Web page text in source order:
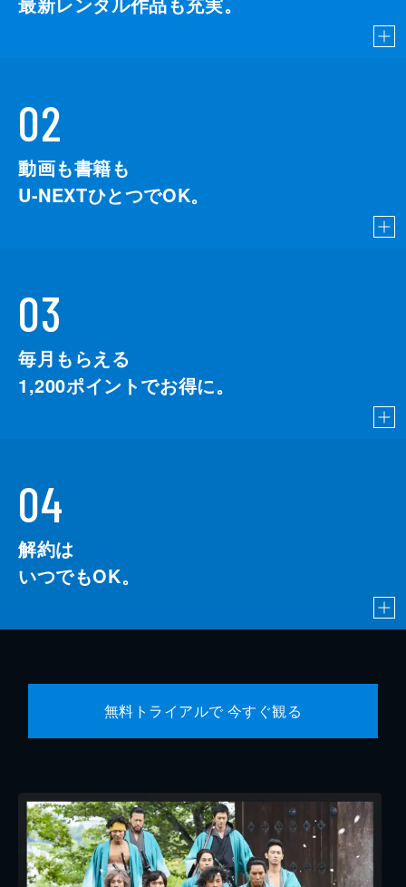
02
動画も書籍も
U-NEXTひとつでOK。
03
毎月もらえる
1,200ポイントでお得に。
04
解約は
いつでもOK。
無料トライアルで 今すぐ観る